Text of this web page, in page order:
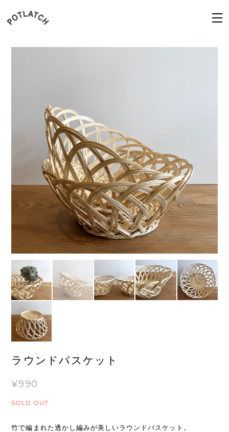
ラウンドバスケット
¥990
SOLD OUT
竹で編まれた透かし編みが美しいラウンドバスケット。